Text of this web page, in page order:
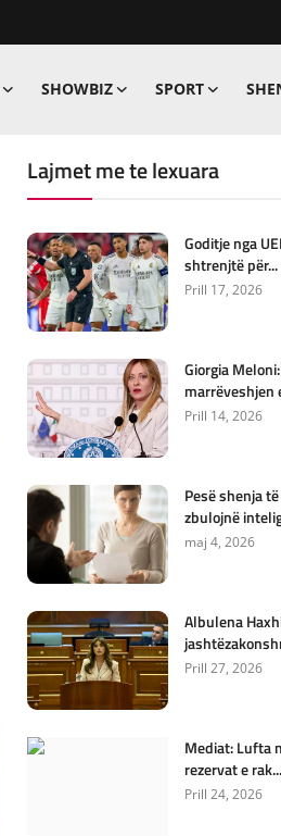
SHOWBIZ SPORT
Lajmet me te lexuara
Goditje nga
shtrenjtë për...
Prill 17, 2026
Giorgia
marrëveshjen
Prill 14, 2026
Pesë shenja
zbulojnë
maj 4, 2026
Albulena
Prill 27, 2026
Mediat: Lufta
rezervat e rak...
Prill 24, 2026